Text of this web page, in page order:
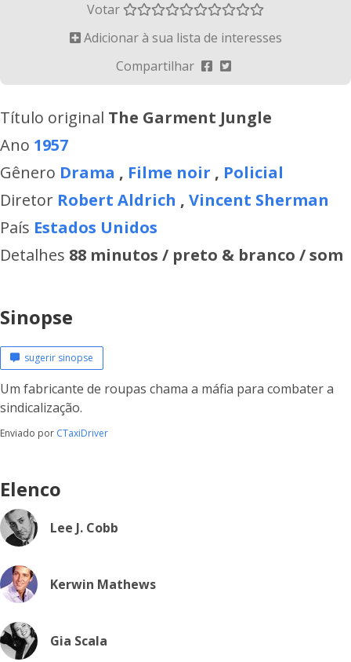
Votar
Adicionar à sua lista de interesses
Compartilhar
Título original The Garment Jungle
Ano 1957
Gênero Drama , Filme noir , Policial
Diretor Robert Aldrich , Vincent Sherman
País Estados Unidos
Detalhes 88 minutos / preto & branco / som
Sinopse
sugerir sinopse
Um fabricante de roupas chama a máfia para combater a
sindicalização.
Enviado por CTaxiDriver
Elenco
Lee J. Cobb
Kerwin Mathews
Gia Scala